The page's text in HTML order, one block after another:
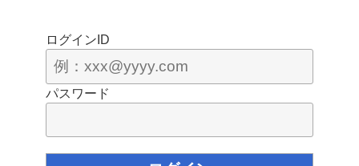
ログインID
パスワード